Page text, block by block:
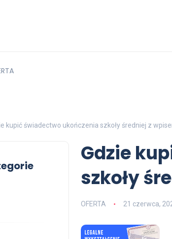
kupić świadectwo ukończenia szkoły średniej z
Gdzie
szkoły
OFERTA 21 czerwca,